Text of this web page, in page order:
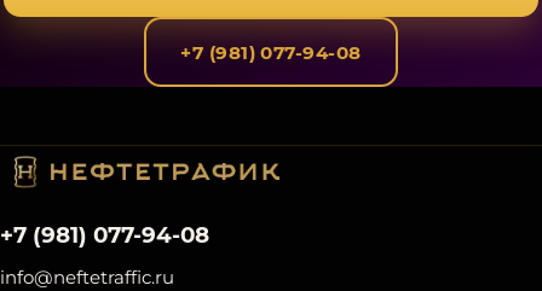
+7 (981) 077-94-08
+7 (981) 077-94-08
info@neftetraffic.ru